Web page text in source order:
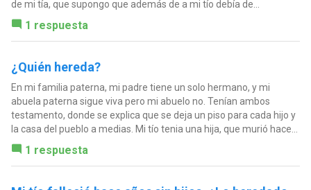
de mi tía, que supongo que además de a mi tío debía de...
1 respuesta
¿Quién hereda?
En mi familia paterna, mi padre tiene un solo hermano, y mi
abuela paterna sigue viva pero mi abuelo no. Tenían ambos
testamento, donde se explica que se deja un piso para cada hijo y
la casa del pueblo a medias. Mi tío tenia una hija, que murió hace...
1 respuesta